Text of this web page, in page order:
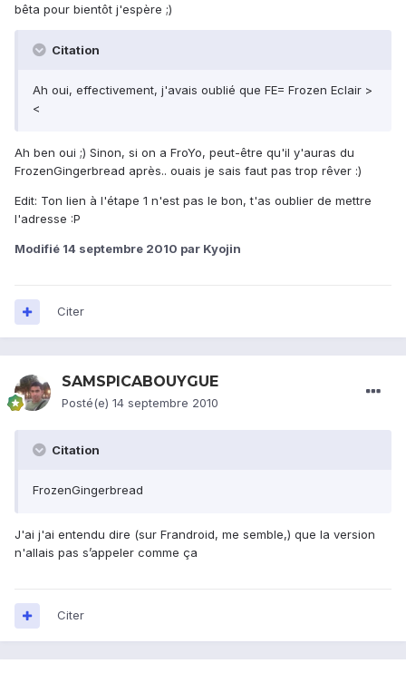
bêta pour bientôt j'espère ;)
Citation
Ah oui, effectivement, j'avais oublié que FE= Frozen Eclair >
<
Ah ben oui ;) Sinon, si on a FroYo, peut-être qu'il y'auras du
FrozenGingerbread après.. ouais je sais faut pas trop rêver :)
Edit: Ton lien à l'étape 1 n'est pas le bon, t'as oublier de mettre
l'adresse :P
Modifié 14 septembre 2010 par Kyojin
Citer
SAMSPICABOUYGUE
Posté(e) 14 septembre 2010
Citation
FrozenGingerbread
J'ai j'ai entendu dire (sur Frandroid, me semble,) que la version
n'allais pas s’appeler comme ça
Citer